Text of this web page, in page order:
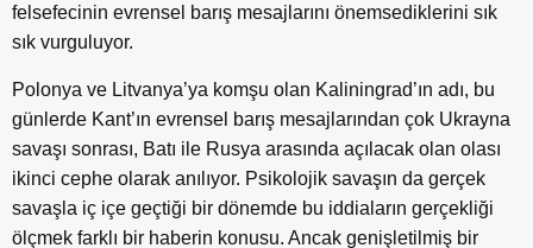
felsefecinin evrensel barış mesajlarını önemsediklerini sık
sık vurguluyor.
Polonya ve Litvanya’ya komşu olan Kaliningrad’ın adı, bu
günlerde Kant’ın evrensel barış mesajlarından çok Ukrayna
savaşı sonrası, Batı ile Rusya arasında açılacak olan olası
ikinci cephe olarak anılıyor. Psikolojik savaşın da gerçek
savaşla iç içe geçtiği bir dönemde bu iddiaların gerçekliği
ölçmek farklı bir haberin konusu. Ancak genişletilmiş bir